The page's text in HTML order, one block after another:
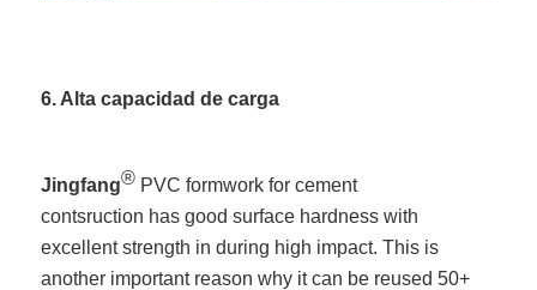
6. Alta capacidad de carga
Jingfang® PVC formwork for cement
contsruction has good surface hardness with
excellent strength in during high impact. This is
another important reason why it can be reused 50+